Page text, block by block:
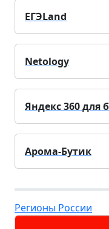
ЕГЭLand
Netology
Яндекс 360 для
Арома-Бутик
Регионы России